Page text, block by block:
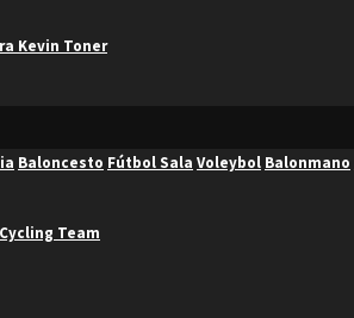
Kevin Toner
Baloncesto Fútbol Sala Voleybol Balonmano
Team